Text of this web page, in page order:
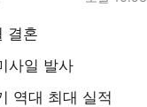
결혼
사일 발사
역대 최대 실적